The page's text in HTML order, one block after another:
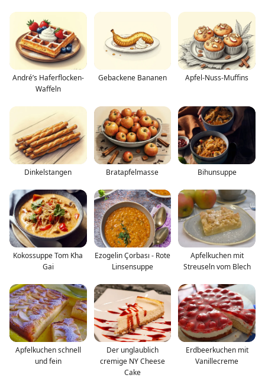
André’s Haferflocken-
Waffeln
Gebackene Bananen Apfel-Nuss-Muffins
Dinkelstangen Bratapfelmasse Bihunsuppe
Kokossuppe Tom Kha
Gai
Ezogelin Çorbası - Rote
Linsensuppe
Apfelkuchen mit
Streuseln vom Blech
Apfelkuchen schnell
und fein
Der unglaublich
cremige NY Cheese
Cake
Erdbeerkuchen mit
Vanillecreme